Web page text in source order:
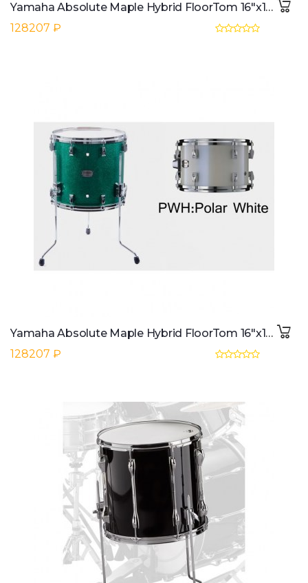
Yamaha Absolute Maple Hybrid FloorTom 16"x15", Vintage Natural #VN
128207 ₽
Yamaha Absolute Maple Hybrid FloorTom 16"x15", Polar White #PWH
128207 ₽